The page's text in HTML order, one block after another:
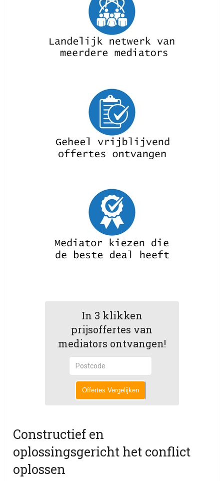
In 3 klikken
prijsoffertes van
mediators ontvangen!
Offertes Vergelijken
Constructief en
oplossingsgericht het conflict
oplossen